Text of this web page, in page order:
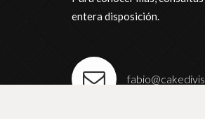
entera disposición.